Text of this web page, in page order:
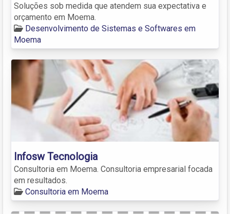
Soluções sob medida que atendem sua expectativa e
orçamento em Moema.
Desenvolvimento de Sistemas e Softwares em
Moema
Infosw Tecnologia
Consultoria em Moema. Consultoria empresarial focada
em resultados.
Consultoria em Moema